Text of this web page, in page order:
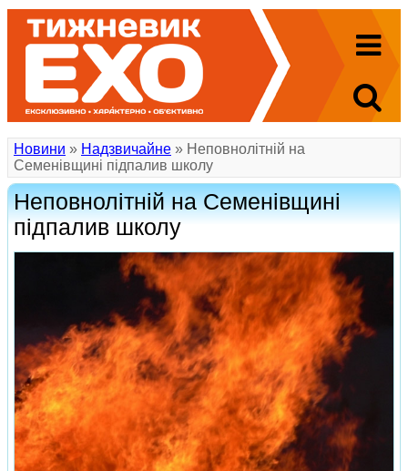
Новини » Надзвичайне » Неповнолітній на
Семенівщині підпалив школу
Неповнолітній на Семенівщині
підпалив школу